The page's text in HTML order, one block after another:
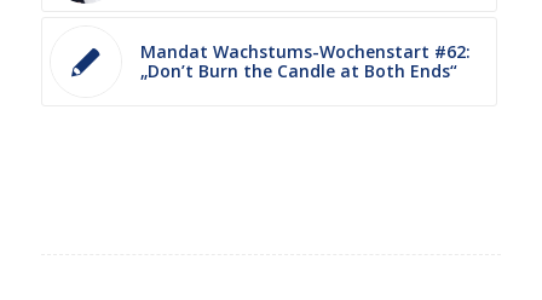
Mandat Wachstums-Wochenstart #62:
„Don’t Burn the Candle at Both Ends“